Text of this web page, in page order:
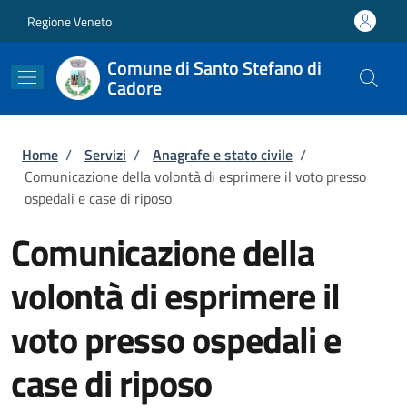
Regione Veneto
Comune di Santo Stefano di
Cadore
Briciole di pane
Home / Servizi / Anagrafe e stato civile /
Comunicazione della volontà di esprimere il voto presso
ospedali e case di riposo
Comunicazione della
volontà di esprimere il
voto presso ospedali e
case di riposo